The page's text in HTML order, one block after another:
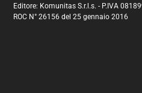
Editore: Komunitas S.r.l.s. - P.IVA
ROC N° 26156 del 25 gennaio 2016